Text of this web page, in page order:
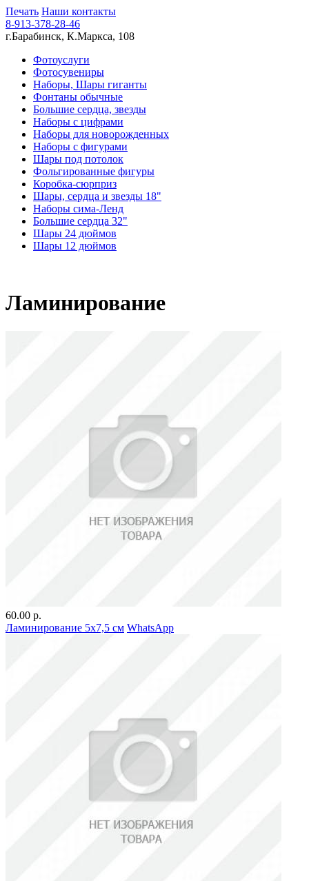
Печать Наши контакты
8-913-378-28-46
г.Барабинск, К.Маркса, 108
Фотоуслуги
Фотосувениры
Наборы, Шары гиганты
Фонтаны обычные
Большие сердца, звезды
Наборы с цифрами
Наборы для новорожденных
Наборы с фигурами
Шары под потолок
Фольгированные фигуры
Коробка-сюрприз
Шары, сердца и звезды 18"
Наборы сима-Ленд
Большие сердца 32"
Шары 24 дюймов
Шары 12 дюймов
Ламинирование
60.00 р.
Ламинирование 5х7,5 см WhatsApp